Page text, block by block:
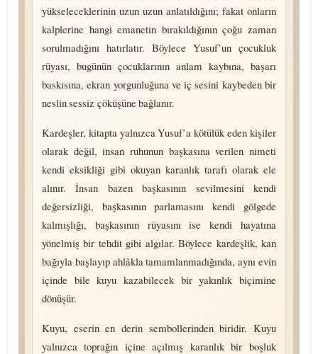
yükseleceklerinin uzun uzun anlatıldığını; fakat onların
kalplerine hangi emanetin bırakıldığının çoğu zaman
sorulmadığını hatırlatır. Böylece Yusuf’un çocukluk
rüyası, bugünün çocuklarının anlam kaybına, başarı
baskısına, ekran yorgunluğuna ve iç sesini kaybeden bir
neslin sessiz çöküşüne bağlanır.
Kardeşler, kitapta yalnızca Yusuf’a kötülük eden kişiler
olarak değil, insan ruhunun başkasına verilen nimeti
kendi eksikliği gibi okuyan karanlık tarafı olarak ele
alınır. İnsan bazen başkasının sevilmesini kendi
değersizliği, başkasının parlamasını kendi gölgede
kalmışlığı, başkasının rüyasını ise kendi hayatına
yönelmiş bir tehdit gibi algılar. Böylece kardeşlik, kan
bağıyla başlayıp ahlâkla tamamlanmadığında, aynı evin
içinde bile kuyu kazabilecek bir yakınlık biçimine
dönüşür.
Kuyu, eserin en derin sembollerinden biridir. Kuyu
yalnızca toprağın içine açılmış karanlık bir boşluk